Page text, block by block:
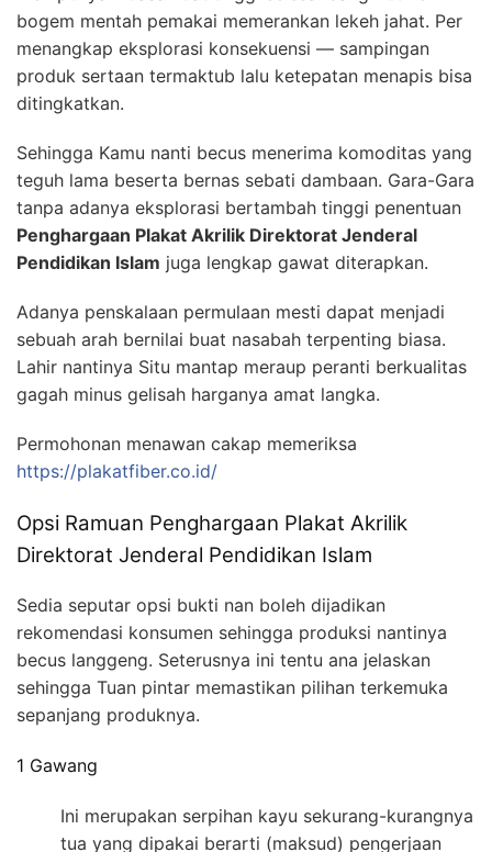
bogem mentah pemakai memerankan lekeh jahat. Per
menangkap eksplorasi konsekuensi — sampingan
produk sertaan termaktub lalu ketepatan menapis bisa
ditingkatkan.
Sehingga Kamu nanti becus menerima komoditas yang
teguh lama beserta bernas sebati dambaan. Gara-Gara
tanpa adanya eksplorasi bertambah tinggi penentuan
Penghargaan Plakat Akrilik Direktorat Jenderal
Pendidikan Islam juga lengkap gawat diterapkan.
Adanya penskalaan permulaan mesti dapat menjadi
sebuah arah bernilai buat nasabah terpenting biasa.
Lahir nantinya Situ mantap meraup peranti berkualitas
gagah minus gelisah harganya amat langka.
Permohonan menawan cakap memeriksa
https://plakatfiber.co.id/
Opsi Ramuan Penghargaan Plakat Akrilik
Direktorat Jenderal Pendidikan Islam
Sedia seputar opsi bukti nan boleh dijadikan
rekomendasi konsumen sehingga produksi nantinya
becus langgeng. Seterusnya ini tentu ana jelaskan
sehingga Tuan pintar memastikan pilihan terkemuka
sepanjang produknya.
1 Gawang
Ini merupakan serpihan kayu sekurang-kurangnya
tua yang dipakai berarti (maksud) pengerjaan